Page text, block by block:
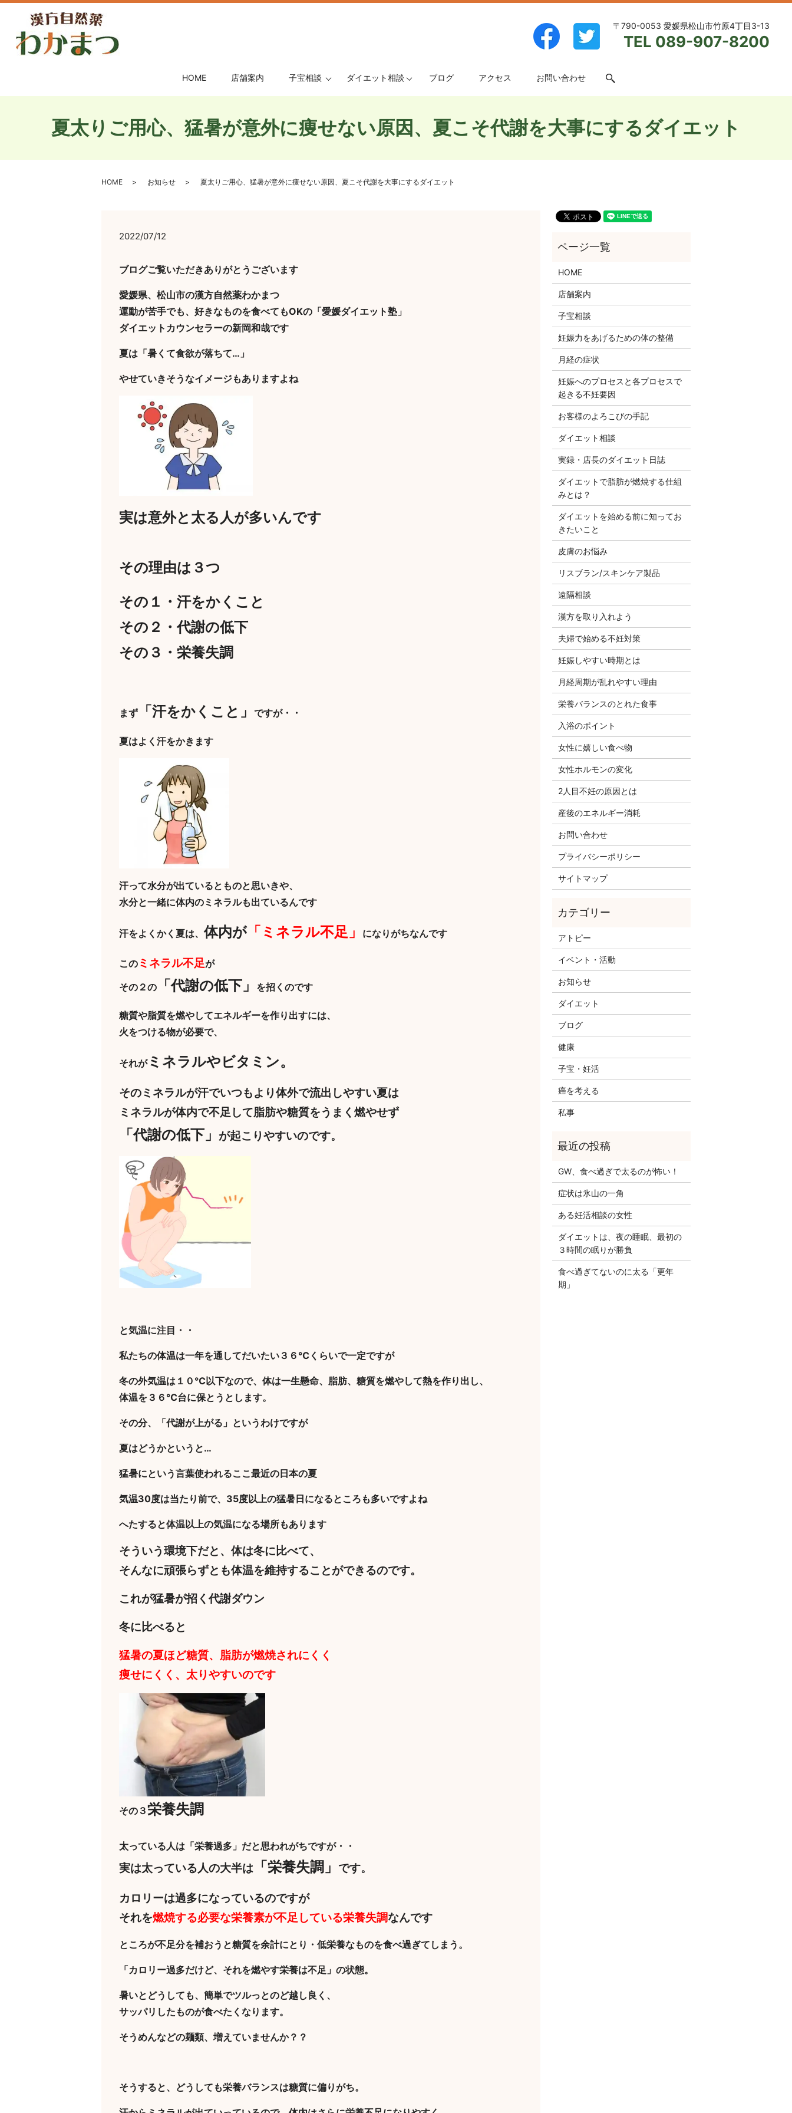
〒790-0053 愛媛県松山市竹原4丁目3-13
TEL 089-907-8200
HOME 店舗案内 子宝相談 ダイエット相談 ブログ アクセス お問い合わせ search
夏太りご用心、猛暑が意外に痩せない原因、夏こそ代謝を大事にするダイエット
HOME お知らせ 夏太りご用心、猛暑が意外に痩せない原因、夏こそ代謝を大事にするダイエット
2022/07/12
ブログご覧いただきありがとうございます
愛媛県、松山市の漢方自然薬わかまつ
運動が苦手でも、好きなものを食べてもOKの「愛媛ダイエット塾」
ダイエットカウンセラーの新岡和哉です
夏は「暑くて食欲が落ちて…」
やせていきそうなイメージもありますよね
実は意外と太る人が多いんです
その理由は３つ
その１・汗をかくこと
その２・代謝の低下
その３・栄養失調
まず「汗をかくこと」 ですが・・
夏はよく汗をかきます
汗って水分が出ているとものと思いきや、
水分と一緒に体内のミネラルも出ているんです
汗をよくかく夏は、体内が「ミネラル不足」 になりがちなんです
このミネラル不足が
その２の「代謝の低下」 を招くのです
糖質や脂質を燃やしてエネルギーを作り出すには、
火をつける物が必要で、
それがミネラルやビタミン。
そのミネラルが汗でいつもより体外で流出しやすい夏は
ミネラルが体内で不足して脂肪や糖質をうまく燃やせず
「代謝の低下」 が起こりやすいのです。
と気温に注目・・
私たちの体温は一年を通してだいたい３６℃くらいで一定ですが
冬の外気温は１０℃以下なので、体は一生懸命、脂肪、糖質を燃やして熱を作り出し、
体温を３６℃台に保とうとします。
その分、「代謝が上がる」というわけですが
夏はどうかというと…
猛暑にという言葉使われるここ最近の日本の夏
気温30度は当たり前で、35度以上の猛暑日になるところも多いですよね
へたすると体温以上の気温になる場所もあります
そういう環境下だと、体は冬に比べて、
そんなに頑張らずとも体温を維持することができるのです。
これが猛暑が招く代謝ダウン
冬に比べると
猛暑の夏ほど糖質、脂肪が燃焼されにくく
痩せにくく、太りやすいのです
その３栄養失調
太っている人は「栄養過多」だと思われがちですが・・
実は太っている人の大半は 「栄養失調」 です。
カロリーは過多になっているのですが
それを燃焼する必要な栄養素が不足している栄養失調なんです
ところが不足分を補おうと糖質を余計にとり・低栄養なものを食べ過ぎてしまう。
「カロリー過多だけど、それを燃やす栄養は不足」の状態。
暑いとどうしても、簡単でツルっとのど越し良く、
サッパリしたものが食べたくなります。
そうめんなどの麺類、増えていませんか？？
そうすると、どうしても栄養バランスは糖質に偏りがち。
HOME
店舗案内
子宝相談
妊娠力をあげるための体の整備
月経の症状
妊娠へのプロセスと各プロセスで
起きる不妊要因
お客様のよろこびの手記
ダイエット相談
実録・店長のダイエット日誌
ダイエットで脂肪が燃焼する仕組
みとは？
ダイエットを始める前に知ってお
きたいこと
皮膚のお悩み
リスブラン/スキンケア製品
遠隔相談
漢方を取り入れよう
夫婦で始める不妊対策
妊娠しやすい時期とは
月経周期が乱れやすい理由
栄養バランスのとれた食事
入浴のポイント
女性に嬉しい食べ物
女性ホルモンの変化
2人目不妊の原因とは
産後のエネルギー消耗
お問い合わせ
プライバシーポリシー
サイトマップ
アトピー
イベント・活動
お知らせ
ダイエット
ブログ
健康
子宝・妊活
癌を考える
私事
GW、食べ過ぎで太るのが怖い！
症状は氷山の一角
ある妊活相談の女性
ダイエットは、夜の睡眠、最初の
３時間の眠りが勝負
食べ過ぎてないのに太る「更年
期」